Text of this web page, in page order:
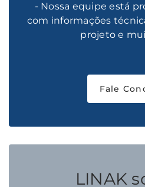
- Nossa equipe está
com informações
projeto e
Fale
LINAK